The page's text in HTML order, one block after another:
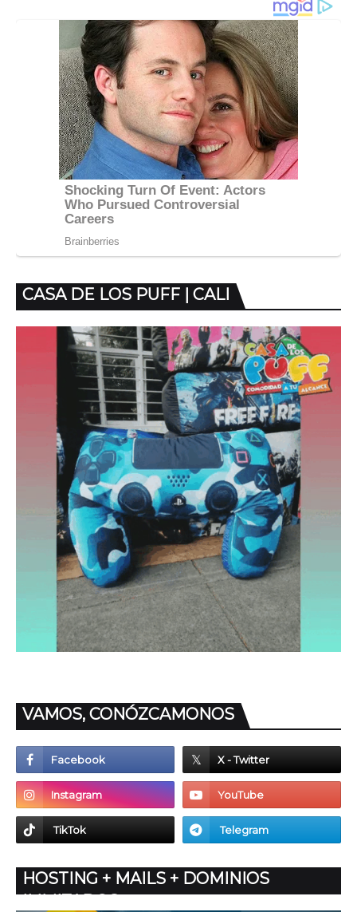
CASA DE LOS PUFF | CALI
VAMOS, CONÓZCAMONOS
HOSTING + MAILS + DOMINIOS
ILIMITADOS